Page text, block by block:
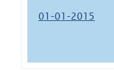
01-01-2015